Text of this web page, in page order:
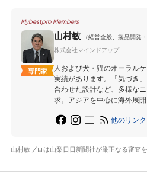
Mybestpro Members
専門家
山村敏
（経営全般、製品開発
株式会社マインドアップ
人および犬・猫のオーラル
実績があります。「気づき
合わせた設計など、多様な
求。アジアを中心に海外展開
他のリンク
山村敏プロは山梨日日新聞社が厳正なる審査